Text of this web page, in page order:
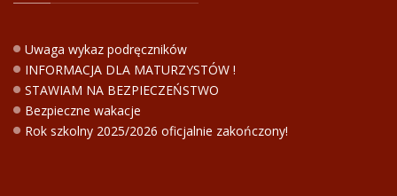
Uwaga wykaz podręczników
INFORMACJA DLA MATURZYSTÓW !
STAWIAM NA BEZPIECZEŃSTWO
Bezpieczne wakacje
Rok szkolny 2025/2026 oficjalnie zakończony!